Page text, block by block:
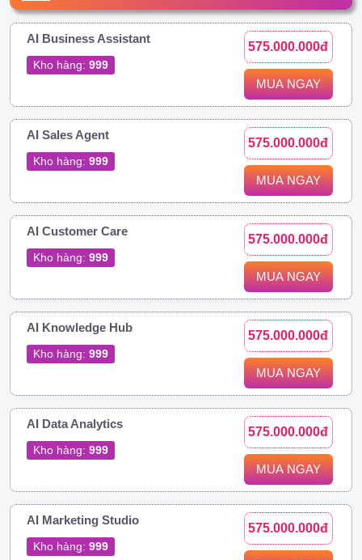
AI Business Assistant
Kho hàng: 999
575.000.000đ
MUA NGAY
AI Sales Agent
Kho hàng: 999
575.000.000đ
MUA NGAY
AI Customer Care
Kho hàng: 999
575.000.000đ
MUA NGAY
AI Knowledge Hub
Kho hàng: 999
575.000.000đ
MUA NGAY
AI Data Analytics
Kho hàng: 999
575.000.000đ
MUA NGAY
AI Marketing Studio
Kho hàng: 999
575.000.000đ